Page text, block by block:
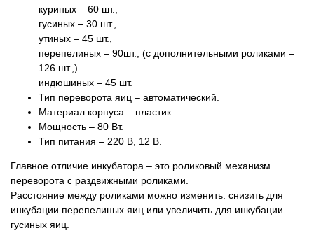
куриных – 60 шт.,
гусиных – 30 шт.,
утиных – 45 шт.,
перепелиных – 90шт., (с дополнительными роликами –
126 шт.,)
индюшиных – 45 шт.
Тип переворота яиц – автоматический.
Материал корпуса – пластик.
Мощность – 80 Вт.
Тип питания – 220 В, 12 В.
Главное отличие инкубатора – это роликовый механизм
переворота с раздвижными роликами.
Расстояние между роликами можно изменить: снизить для
инкубации перепелиных яиц или увеличить для инкубации
гусиных яиц.
Архив / Снято с производства